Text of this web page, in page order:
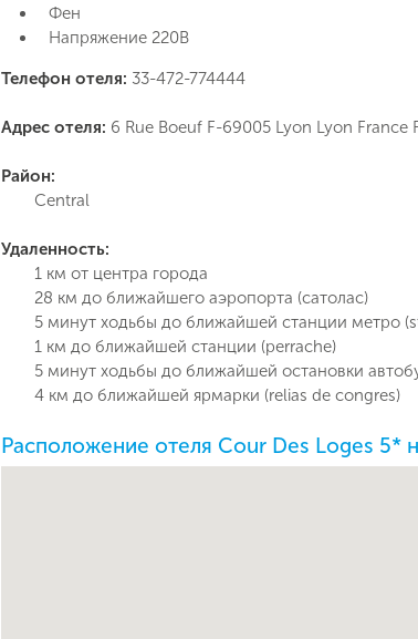
Фен
Напряжение 220В
Телефон отеля: 33-472-774444
Адрес отеля: 6 Rue Boeuf F-69005 Lyon Lyon France
Район:
Central
Удаленность:
1 км от центра города
28 км до ближайшего аэропорта (сатолас)
5 минут ходьбы до ближайшей станции метро
1 км до ближайшей станции (perrache)
5 минут ходьбы до ближайшей остановки
4 км до ближайшей ярмарки (relias de congres)
Расположение отеля Cour Des Loges 5*